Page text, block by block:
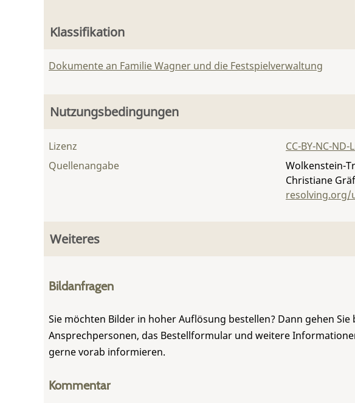
Klassifikation
Dokumente an Familie Wagner und die Festspielverwaltung
Nutzungsbedingungen
Lizenz
CC-BY-NC-
Quellenangabe
Wolkenstein-
Christiane
resolving.org/
Weiteres
Bildanfragen
Sie möchten Bilder in hoher Auflösung bestellen? Dann gehen Sie
Ansprechpersonen, das Bestellformular und weitere
gerne vorab informieren.
Kommentar